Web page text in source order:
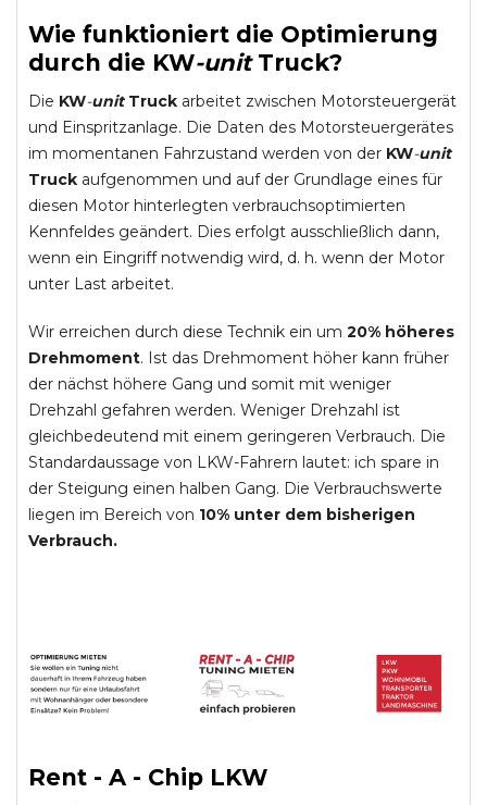
Wie funktioniert die Optimierung
durch die KW-unit Truck?
Die KW-unit Truck arbeitet zwischen Motorsteuergerät
und Einspritzanlage. Die Daten des Motorsteuergerätes
im momentanen Fahrzustand werden von der KW-unit
Truck aufgenommen und auf der Grundlage eines für
diesen Motor hinterlegten verbrauchsoptimierten
Kennfeldes geändert. Dies erfolgt ausschließlich dann,
wenn ein Eingriff notwendig wird, d. h. wenn der Motor
unter Last arbeitet.
Wir erreichen durch diese Technik ein um 20% höheres
Drehmoment. Ist das Drehmoment höher kann früher
der nächst höhere Gang und somit mit weniger
Drehzahl gefahren werden. Weniger Drehzahl ist
gleichbedeutend mit einem geringeren Verbrauch. Die
Standardaussage von LKW-Fahrern lautet: ich spare in
der Steigung einen halben Gang. Die Verbrauchswerte
liegen im Bereich von 10% unter dem bisherigen
Verbrauch.
Rent - A - Chip LKW